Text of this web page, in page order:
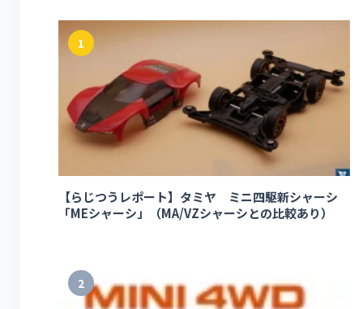
1
【らじつうレポート】タミヤ ミニ四駆新シャーシ
「MEシャーシ」（MA/VZシャーシとの比較あり）
2